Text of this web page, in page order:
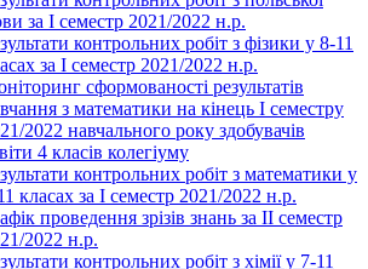
за І семестр 2021/2022 н.р.
контрольних робіт з фізики у 8-11
за І семестр 2021/2022 н.р.
сформованості результатів
з математики на кінець І семестру
2022 навчального року здобувачів
4 класів колегіуму
контрольних робіт з математики у
класах за І семестр 2021/2022 н.р.
проведення зрізів знань за ІІ семестр
2022 н.р.
контрольних робіт з хімії у 7-11